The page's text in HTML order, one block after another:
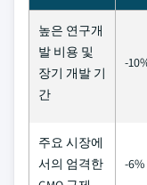
높은 연구개
발 비용 및
장기 개발 기
간
-
주요 시장에
서의 엄격한
-6%